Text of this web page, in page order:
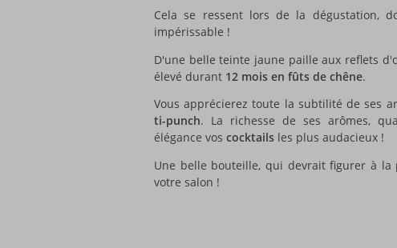
Cela se ressent lors de la dégustation,
impérissable !
D'une belle teinte jaune paille aux reflets
élevé durant 12 mois en fûts de chêne.
Vous apprécierez toute la subtilité de ses
ti-punch. La richesse de ses arômes,
élégance vos cocktails les plus audacieux !
Une belle bouteille, qui devrait figurer à la
votre salon !